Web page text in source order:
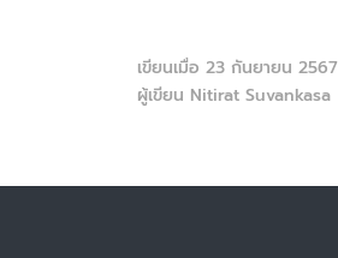
เขียนเมื่อ 23 กันยายน 2567
ผู้เขียน Nitirat Suvankasa